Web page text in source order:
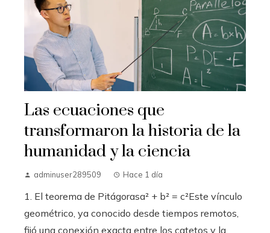
Las ecuaciones que
transformaron la historia de la
humanidad y la ciencia
adminuser289509 Hace 1 día
1. El teorema de Pitágorasa² + b² = c²Este vínculo
geométrico, ya conocido desde tiempos remotos,
fijó una conexión exacta entre los catetos y la